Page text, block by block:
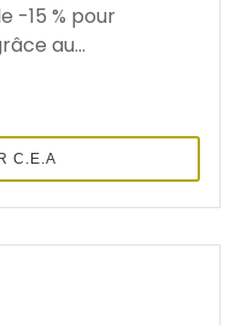
-15 % pour
au...
C.E.A